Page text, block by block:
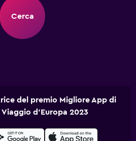
Cerca
del premio Migliore App di
Viaggio d'Europa 2023